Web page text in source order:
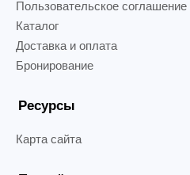
Пользовательское соглашение
Каталог
Доставка и оплата
Бронирование
Ресурсы
Карта сайта